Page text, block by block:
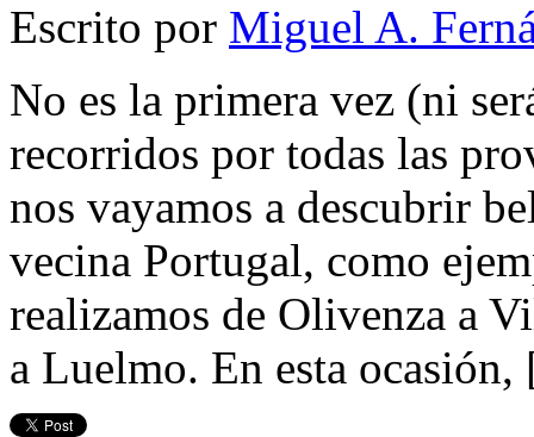
Escrito por Miguel A.
No es la primera vez (ni
recorridos por todas las
nos vayamos a descubrir
vecina Portugal, como
realizamos de Olivenza a
a Luelmo. En esta